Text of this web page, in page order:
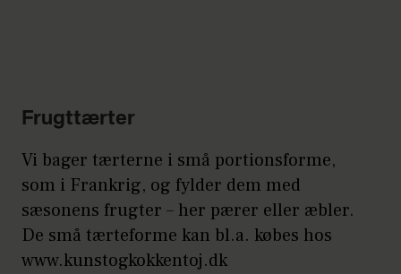
Frugttærter
Vi bager tærterne i små portionsforme,
som i Frankrig, og fylder dem med
sæsonens frugter – her pærer eller æbler.
De små tærteforme kan bl.a. købes hos
www.kunstogkokkentoj.dk